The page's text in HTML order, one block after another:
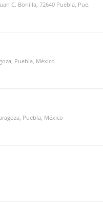
C. Bonilla, 72640 Puebla, Pue.
Puebla, México
Puebla, México